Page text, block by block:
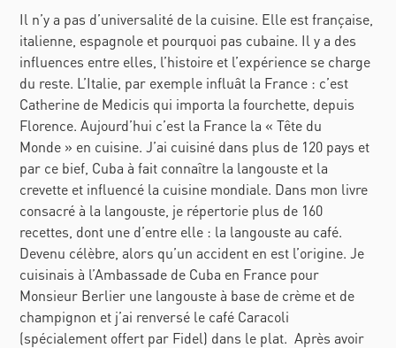
Il n’y a pas d’universalité de la cuisine. Elle est française,
italienne, espagnole et pourquoi pas cubaine. Il y a des
influences entre elles, l’histoire et l’expérience se charge
du reste. L’Italie, par exemple influât la France : c’est
Catherine de Medicis qui importa la fourchette, depuis
Florence. Aujourd’hui c’est la France la « Tête du
Monde » en cuisine. J’ai cuisiné dans plus de 120 pays et
par ce bief, Cuba à fait connaître la langouste et la
crevette et influencé la cuisine mondiale. Dans mon livre
consacré à la langouste, je répertorie plus de 160
recettes, dont une d’entre elle : la langouste au café.
Devenu célèbre, alors qu’un accident en est l’origine. Je
cuisinais à l’Ambassade de Cuba en France pour
Monsieur Berlier une langouste à base de crème et de
champignon et j’ai renversé le café Caracoli
(spécialement offert par Fidel) dans le plat. Après avoir